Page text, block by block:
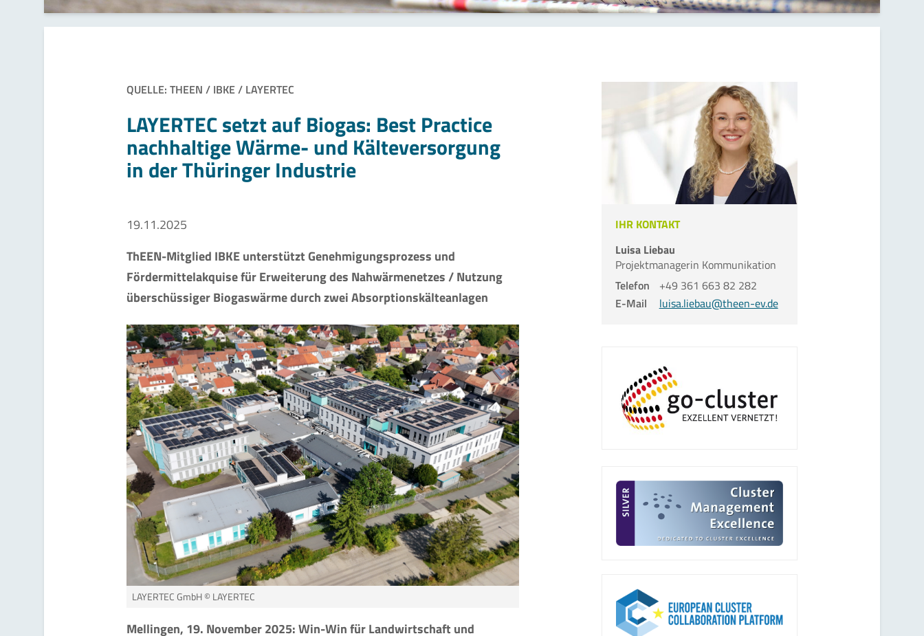
QUELLE: THEEN / IBKE / LAYERTEC
LAYERTEC setzt auf Biogas: Best Practice
nachhaltige Wärme- und Kälteversorgung
in der Thüringer Industrie
19.11.2025
ThEEN-Mitglied IBKE unterstützt Genehmigungsprozess und
Fördermittelakquise für Erweiterung des Nahwärmenetzes / Nutzung
überschüssiger Biogaswärme durch zwei Absorptionskälteanlagen
LAYERTEC GmbH © LAYERTEC
Mellingen, 19. November 2025: Win-Win für Landwirtschaft und
IHR KONTAKT
Luisa Liebau
Projektmanagerin Kommunikation
Telefon
+49 361 663 82 282
E-Mail
luisa.liebau@theen-ev.de